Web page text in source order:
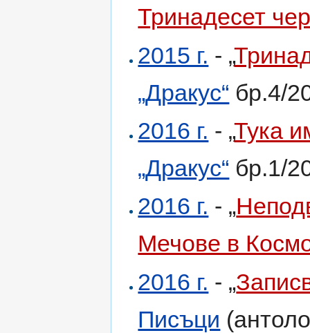
Тринадесет
2015 г. - „
„Дракус“ бр.4/
2016 г. - „Тука
„Дракус“ бр.1/
2016 г. - „
Мечове в
2016 г. - „
Писъци